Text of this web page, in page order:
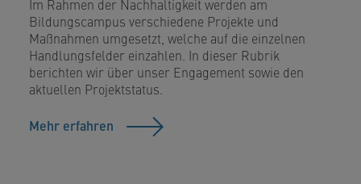
Im Rahmen der Nachhaltigkeit werden am
Bildungscampus verschiedene Projekte und
Maßnahmen umgesetzt, welche auf die einzelnen
Handlungsfelder einzahlen. In dieser Rubrik
berichten wir über unser Engagement sowie den
aktuellen Projektstatus.
Mehr erfahren